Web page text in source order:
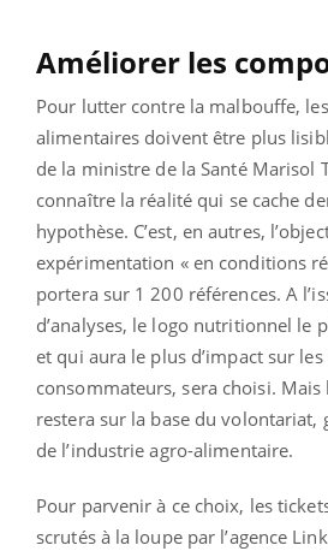
Améliorer les
Pour lutter contre la malbouffe,
alimentaires doivent être plus
de la ministre de la Santé Marisol
connaître la réalité qui se cache
hypothèse. C’est, en autres,
expérimentation « en conditions
portera sur 1 200 références. A
d’analyses, le logo nutritionnel le
et qui aura le plus d’impact sur
consommateurs, sera choisi. Mais
restera sur la base du volontariat,
de l’industrie agro-alimentaire.
Pour parvenir à ce choix, les
scrutés à la loupe par l’agence